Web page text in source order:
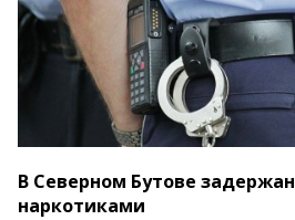
В Северном Бутове
наркотиками